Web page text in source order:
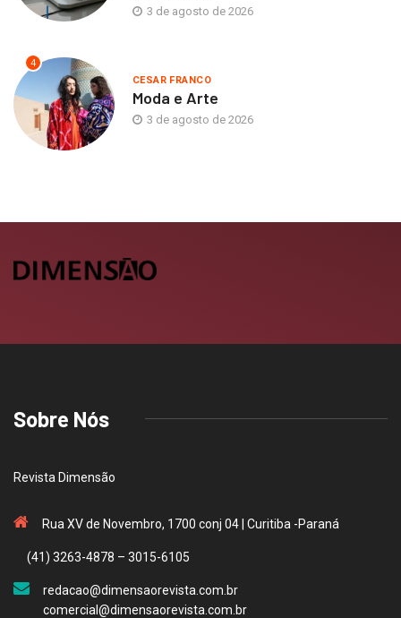
3 de agosto de 2026
4
CESAR FRANCO
Moda e Arte
3 de agosto de 2026
Sobre Nós
Revista Dimensão
Rua XV de Novembro, 1700 conj 04 | Curitiba -Paraná
(41) 3263-4878 – 3015-6105
redacao@dimensaorevista.com.br
comercial@dimensaorevista.com.br